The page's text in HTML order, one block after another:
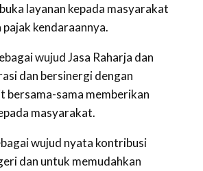
layanan kepada masyarakat
kendaraannya.
wujud Jasa Raharja dan
dan bersinergi dengan
sama memberikan
masyarakat.
wujud nyata kontribusi
dan untuk memudahkan